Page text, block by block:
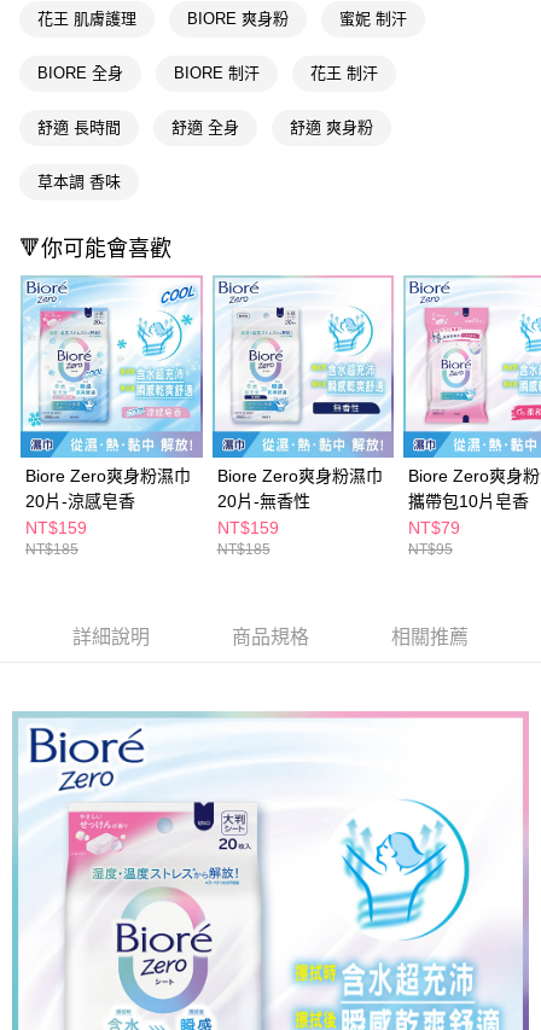
結帳頁面，進行簡訊認證並確認金額後，即可完成結帳。
ATM／網路銀行／等多元方式進行付款，方視為交易完成。
購買商品的店家。未經商家同意取消之訂單仍視為有效，需透過AFTEE先享
是否繳費成功／繳費後需取消欲退款等相關疑問，請聯繫「AFTEE先享後付
【注意事項】
１．透過由恩沛科技股份有限公司提供之「AFTEE先享後付」服務完成之交
易，需依本服務之必要範圍內提供個人資料，並將交易相關給付款項請求債
權轉讓予恩沛科技股份有限公司。
２．關於個人資料處理事宜，請瀏覽以下網址：
https://aftee.tw/terms/#terms3
３．未成年的使用者請事先徵得法定代理人或監護人之同意方可使用
「AFTEE先享後付」，若未經同意申辦者引起之損失，本公司不負相關責
任。
４．使用「AFTEE先享後付」時，將依據個別帳號之用戶狀況，依本公司即
時審查核予不同之上限額度；若仍有額度不足之情形，本公司將視審查結果
請求用戶進行身份認證。
５．嚴禁一人註冊多個帳號或使用他人資訊註冊。若發現惡意使用之情形，
恩沛科技股份有限公司將有權停止該用戶之使用額度並採取法律行動。
付款後全家取貨
每筆NT$65，滿NT$490(含以上)免運費
7-11取貨付款
每筆NT$65，滿NT$490(含以上)免運費
付款後7-11取貨
每筆NT$65，滿NT$490(含以上)免運費
宅配(本島)
每筆NT$100，滿NT$790(含以上)免運費
付款後寶雅門市自取(由倉庫統一出貨)
每筆NT$80，滿NT$290(含以上)免運費
花王 肌膚護理 BIORE 爽身粉 蜜妮 制汗
BIORE 全身 BIORE 制汗 花王 制汗
舒適 長時間 舒適 全身 舒適 爽身粉
草本調 香味
🔻你可能會喜歡
Biore Zero爽身粉濕巾
20片-涼感皂香
NT$159
NT$185
Biore Zero爽身粉濕巾
20片-無香性
NT$159
NT$185
Biore Zero爽身
攜帶包10片皂香
NT$79
NT$95
詳細說明 商品規格 相關推薦